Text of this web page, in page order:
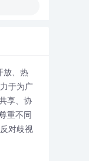
放、热
于为广
享、协
重不同
对歧视